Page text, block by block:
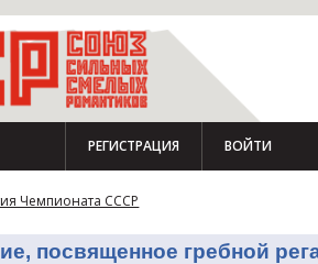
РЕГИСТРАЦИЯ ВОЙТИ
Чемпионата СССР
посвященное гребной